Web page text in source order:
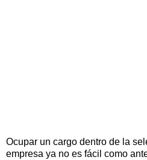
Ocupar un cargo dentro de la
empresa ya no es fácil como